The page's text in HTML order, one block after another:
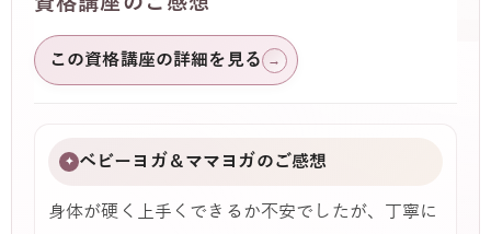
この資格講座の詳細を見る →
✦ ベビーヨガ＆ママヨガのご感想
身体が硬く上手くできるか不安でしたが、丁寧に